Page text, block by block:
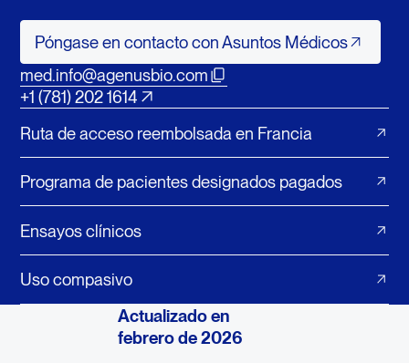
Ruta de acceso reembolsada en Francia
Programa de pacientes designados pagados
Ensayos clínicos
Uso compasivo
Póngase en contacto con Asuntos Médicos
Póngase en contacto con Asuntos
med.info@agenusbio.com
+1 (781) 202 1614
Actualizado en
febrero de 2026